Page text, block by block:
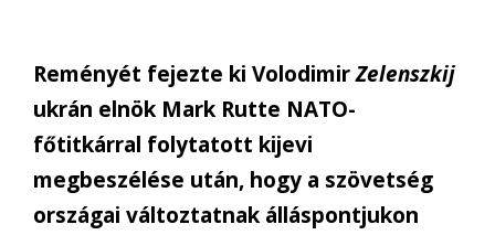
Reményét fejezte ki VolodimirZelenszkij
ukrán elnök Mark Rutte NATO-
főtitkárral folytatott kijevi
megbeszélése után, hogy a szövetség
országai változtatnak álláspontjukon